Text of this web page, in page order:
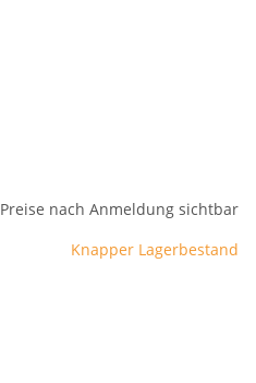
Preise nach Anmeldung sichtbar
Knapper Lagerbestand